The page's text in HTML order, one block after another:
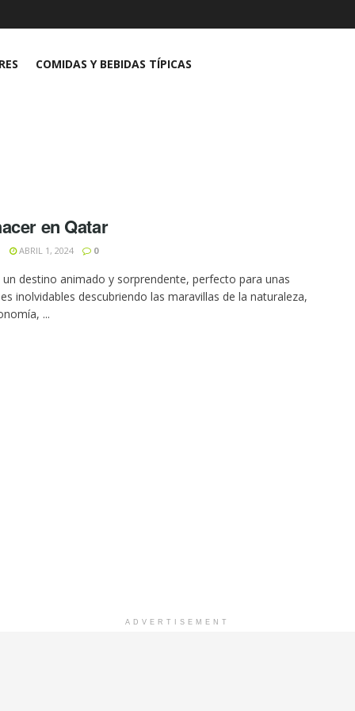
COMIDAS Y BEBIDAS TÍPICAS
en Qatar
ABRIL 1, 2024 0
un destino animado y sorprendente, perfecto para unas
inolvidables descubriendo las maravillas de la naturaleza,
...
ADVERTISEMENT